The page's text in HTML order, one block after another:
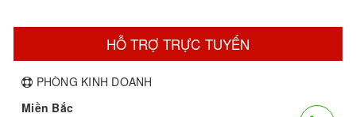
HỖ TRỢ TRỰC TUYẾN
PHÒNG KINH DOANH
Miền Bắc